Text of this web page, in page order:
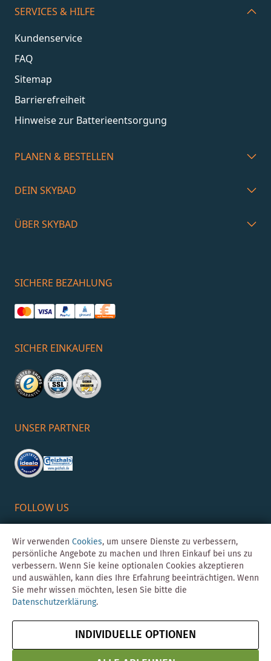
SERVICES & HILFE
Kundenservice
FAQ
Sitemap
Barrierefreiheit
Hinweise zur Batterieentsorgung
PLANEN & BESTELLEN
DEIN SKYBAD
ÜBER SKYBAD
SICHERE BEZAHLUNG
SICHER EINKAUFEN
UNSER PARTNER
FOLLOW US
Magento-Agentur Y1 Digital AG
& Sicherheit
Vertrag widerrufen
Wir verwenden Cookies, um unsere Dienste zu verbessern,
persönliche Angebote zu machen und Ihren Einkauf bei uns zu
verbessern. Wenn Sie keine optionalen Cookies akzeptieren
und auswählen, kann dies Ihre Erfahrung beeinträchtigen. Wenn
Sie mehr wissen möchten, lesen Sie bitte die
Datenschutzerklärung.
INDIVIDUELLE OPTIONEN